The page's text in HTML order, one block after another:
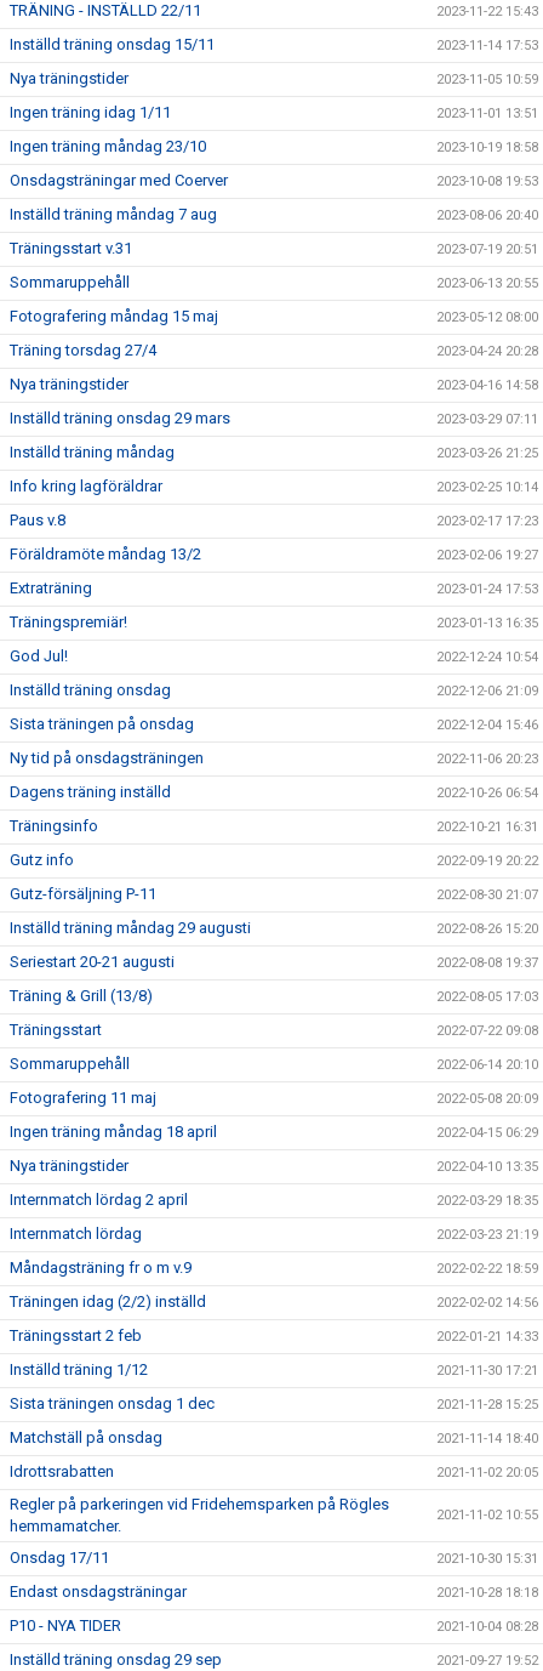
TRÄNING - INSTÄLLD 22/11 2023-11-22 15:43
Inställd träning onsdag 15/11 2023-11-14 17:53
Nya träningstider 2023-11-05 10:59
Ingen träning idag 1/11 2023-11-01 13:51
Ingen träning måndag 23/10 2023-10-19 18:58
Onsdagsträningar med Coerver 2023-10-08 19:53
Inställd träning måndag 7 aug 2023-08-06 20:40
Träningsstart v.31 2023-07-19 20:51
Sommaruppehåll 2023-06-13 20:55
Fotografering måndag 15 maj 2023-05-12 08:00
Träning torsdag 27/4 2023-04-24 20:28
Nya träningstider 2023-04-16 14:58
Inställd träning onsdag 29 mars 2023-03-29 07:11
Inställd träning måndag 2023-03-26 21:25
Info kring lagföräldrar 2023-02-25 10:14
Paus v.8 2023-02-17 17:23
Föräldramöte måndag 13/2 2023-02-06 19:27
Extraträning 2023-01-24 17:53
Träningspremiär! 2023-01-13 16:35
God Jul! 2022-12-24 10:54
Inställd träning onsdag 2022-12-06 21:09
Sista träningen på onsdag 2022-12-04 15:46
Ny tid på onsdagsträningen 2022-11-06 20:23
Dagens träning inställd 2022-10-26 06:54
Träningsinfo 2022-10-21 16:31
Gutz info 2022-09-19 20:22
Gutz-försäljning P-11 2022-08-30 21:07
Inställd träning måndag 29 augusti 2022-08-26 15:20
Seriestart 20-21 augusti 2022-08-08 19:37
Träning & Grill (13/8) 2022-08-05 17:03
Träningsstart 2022-07-22 09:08
Sommaruppehåll 2022-06-14 20:10
Fotografering 11 maj 2022-05-08 20:09
Ingen träning måndag 18 april 2022-04-15 06:29
Nya träningstider 2022-04-10 13:35
Internmatch lördag 2 april 2022-03-29 18:35
Internmatch lördag 2022-03-23 21:19
Måndagsträning fr o m v.9 2022-02-22 18:59
Träningen idag (2/2) inställd 2022-02-02 14:56
Träningsstart 2 feb 2022-01-21 14:33
Inställd träning 1/12 2021-11-30 17:21
Sista träningen onsdag 1 dec 2021-11-28 15:25
Matchställ på onsdag 2021-11-14 18:40
Idrottsrabatten 2021-11-02 20:05
Regler på parkeringen vid Fridehemsparken på Rögles
hemmamatcher.
2021-11-02 10:55
Onsdag 17/11 2021-10-30 15:31
Endast onsdagsträningar 2021-10-28 18:18
P10 - NYA TIDER 2021-10-04 08:28
Inställd träning onsdag 29 sep 2021-09-27 19:52